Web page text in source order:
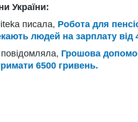
України:
писала, Робота для
людей на зарплату від
Грошова
6500 гривень.